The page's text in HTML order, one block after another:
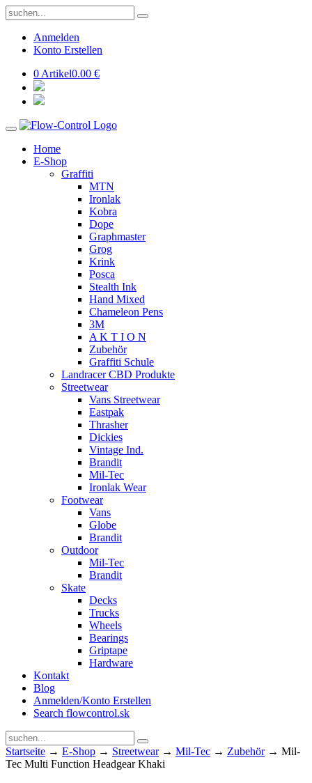
Anmelden
Konto Erstellen
0 Artikel0.00 €
Home
E-Shop
Graffiti
MTN
Ironlak
Kobra
Dope
Graphmaster
Grog
Krink
Posca
Stealth Ink
Hand Mixed
Chameleon Pens
3M
A K T I O N
Zubehör
Graffiti Schule
Landracer CBD Produkte
Streetwear
Vans Streetwear
Eastpak
Thrasher
Dickies
Vintage Ind.
Brandit
Mil-Tec
Ironlak Wear
Footwear
Vans
Globe
Brandit
Outdoor
Mil-Tec
Brandit
Skate
Decks
Trucks
Wheels
Bearings
Griptape
Hardware
Kontakt
Blog
Anmelden/Konto Erstellen
Search flowcontrol.sk
Startseite → E-Shop → Streetwear→ Mil-Tec → Zubehör→ Mil-
Tec Multi Function Headgear Khaki